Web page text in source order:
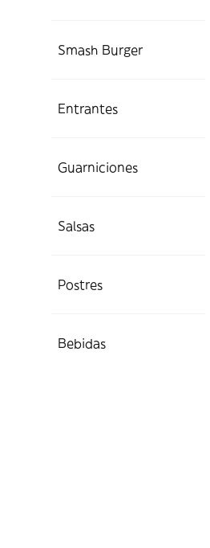
Smash Burger
Entrantes
Guarniciones
Salsas
Postres
Bebidas